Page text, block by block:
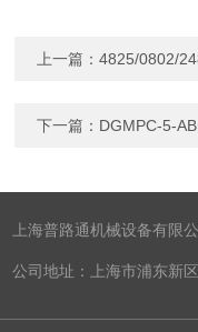
上一篇：4825/0802/
下一篇： DGMPC-5-
上海普路通机械设备有限公
公司地址：上海市浦东新